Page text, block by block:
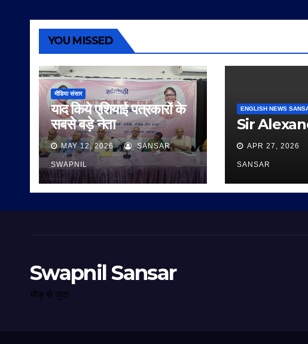
YOU MISSED
मीडिया संसार
याद किये एशियाई पत्रकारों के
सबसे बड़े नेता
MAY 12, 2026 SANSAR
SWAPNIL
ENGLISH NEWS
Sir
APR 27, 2026
SANSAR
Swapnil Sansar
भीड़ से जुदा